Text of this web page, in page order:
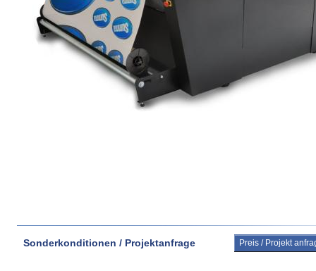
Sonderkonditionen / Projektanfrage Preis / Projekt